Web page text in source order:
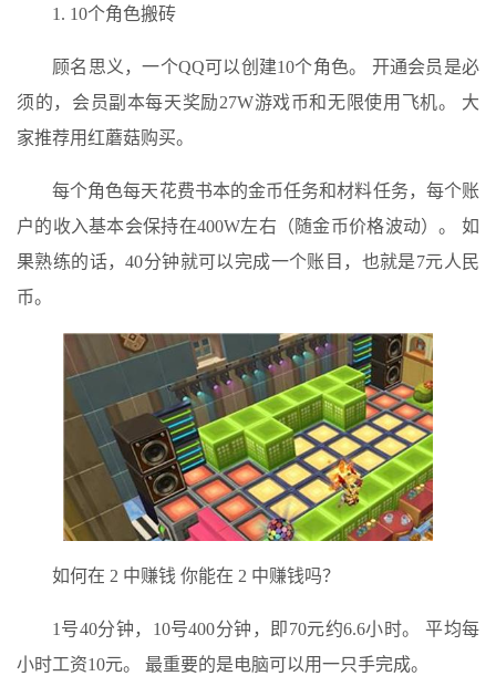
1. 10个角色搬砖
顾名思义，一个QQ可以创建10个角色。 开通会员是必
须的，会员副本每天奖励27W游戏币和无限使用飞机。 大
家推荐用红蘑菇购买。
每个角色每天花费书本的金币任务和材料任务，每个账
户的收入基本会保持在400W左右（随金币价格波动）。 如
果熟练的话，40分钟就可以完成一个账目，也就是7元人民
币。
如何在 2 中赚钱 你能在 2 中赚钱吗？
1号40分钟，10号400分钟，即70元约6.6小时。 平均每
小时工资10元。 最重要的是电脑可以用一只手完成。